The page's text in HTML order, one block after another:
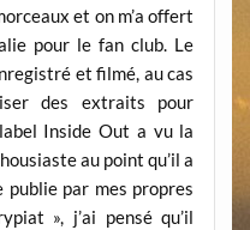
et on m’a offert
pour le fan club. Le
et filmé, au cas
des extraits pour
Inside Out a vu la
au point qu’il a
par mes propres
», j’ai pensé qu’il